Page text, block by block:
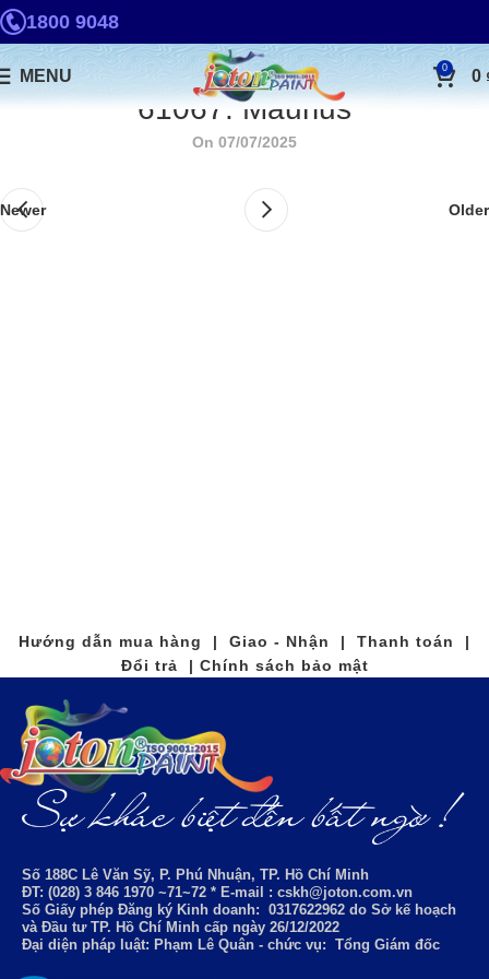
1800 9048
MENU 0 0
61067. Maurius
On 07/07/2025
Newer Older
Hướng dẫn mua hàng | Giao - Nhận | Thanh toán |
Đổi trả | Chính sách bảo mật
Số 188C Lê Văn Sỹ, P. Phú Nhuận, TP. Hồ Chí Minh
ĐT: (028) 3 846 1970 ~71~72 * E-mail : cskh@joton.com.vn
Số Giấy phép Đăng ký Kinh doanh: 0317622962 do Sở kế hoạch
và Đầu tư TP. Hồ Chí Minh cấp ngày 26/12/2022
Đại diện pháp luật: Phạm Lê Quân - chức vụ: Tổng Giám đốc